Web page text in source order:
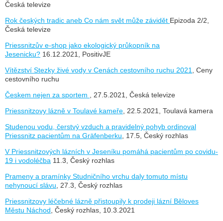
Česká televize
Rok českých tradic aneb Co nám svět může závidět Epizoda 2/2,
Česká televize
Priessnitzův e-shop jako ekologický průkopník na
Jesenicku? 16.12.2021, PositivJE
Vítězství Stezky živé vody v Cenách cestovního ruchu 2021
, Ceny
cestovního ruchu
Českem nejen za sportem
, 27.5.2021, Česká televize
Priessnitzovy lázně v Toulavé kameře , 22.5.2021, Toulavá kamera
Studenou vodu, čerstvý vzduch a pravidelný pohyb ordinoval
Priessnitz pacientům na Gräfenberku , 17.5, Český rozhlas
V Priessnitzových lázních v Jeseníku pomáhá pacientům po covidu-
19 i vodoléčba 11.3, Český rozhlas
Prameny a pramínky Studničního vrchu daly tomuto místu
nehynoucí slávu , 27.3, Český rozhlas
Priessnitzovy léčebné lázně přistoupily k prodeji lázní Běloves
Městu Náchod , Český rozhlas, 10.3.2021